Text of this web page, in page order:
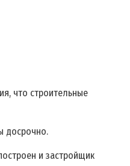
что строительные
досрочно.
и застройщик